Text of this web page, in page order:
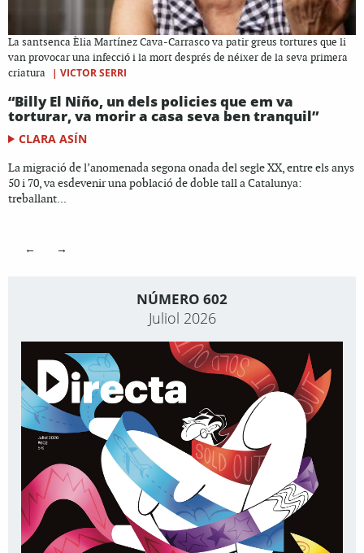
La santsenca Èlia Martínez Cava-Carrasco va patir greus tortures que li
van provocar una infecció i la mort després de néixer de la seva primera
criatura
| VICTOR SERRI
“Billy El Niño, un dels policies que em va
torturar, va morir a casa seva ben tranquil”
CLARA ASÍN
La migració de l’anomenada segona onada del segle XX, entre els anys
50 i 70, va esdevenir una població de doble tall a Catalunya:
treballant...
← →
NÚMERO 602
Juliol 2026